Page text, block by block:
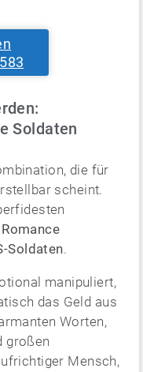
Soldaten
die für
scheint.
Romance
Soldaten.
manipuliert,
das Geld aus
Worten,
großen
Mensch,